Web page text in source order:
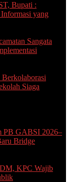
Bupati :
‎yang
Sangata
Siaga
PB GABSI 2026–
Bridge
KPC Wajib